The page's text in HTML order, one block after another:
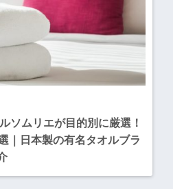
ソムリエが目的別に厳選！
｜日本製の有名タオルブラ